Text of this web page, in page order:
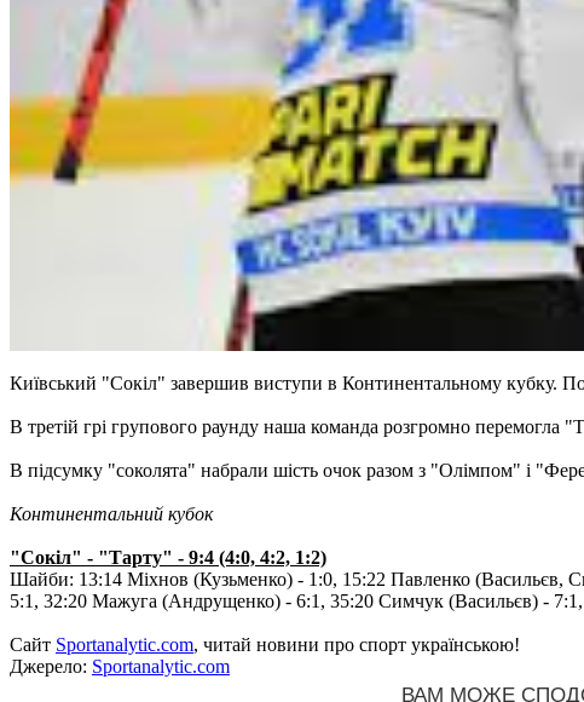
Київський "Сокіл" завершив виступи в Континентальному кубку.
В третій грі групового раунду наша команда розгромно перемогла
В підсумку "соколята" набрали шість очок разом з "Олімпом" і
Континентальний кубок
"Сокіл" - "Тарту" - 9:4 (4:0, 4:2, 1:2)
Шайби: 13:14 Міхнов (Кузьменко) - 1:0, 15:22 Павленко (Васильєв,
5:1, 32:20 Мажуга (Андрущенко) - 6:1, 35:20 Симчук (Васильєв) -
Сайт Sportanalytic.com, читай новини про спорт українською!
Джерело: Sportanalytic.com